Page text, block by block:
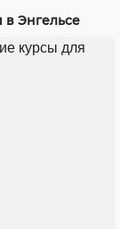
Энгельсе